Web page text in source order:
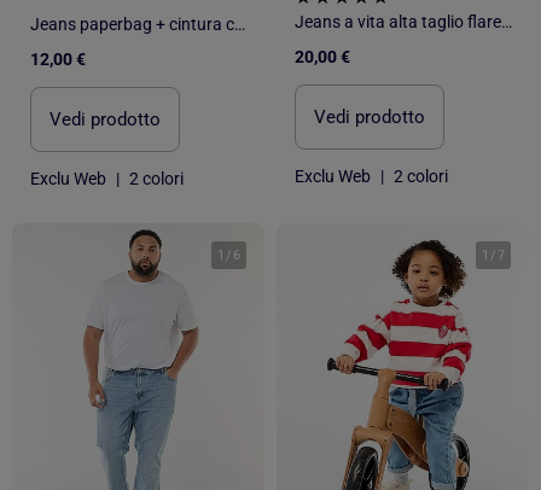
Jeans paperbag + cintura con motivo
12,00 €
Vedi prodotto
Exclu Web | 2 colori
Jeans a vita alta taglio flare/bootcut - L28
20,00 €
Vedi prodotto
Exclu Web | 2 colori
1 / 6 1 / 7